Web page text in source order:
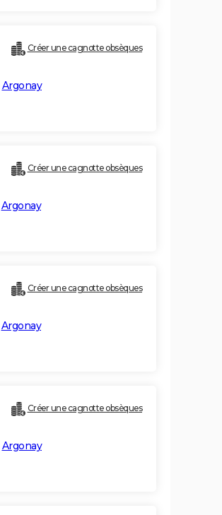
Créer une cagnotte obsèques
Argonay
Créer une cagnotte obsèques
Argonay
Créer une cagnotte obsèques
Argonay
Créer une cagnotte obsèques
Argonay